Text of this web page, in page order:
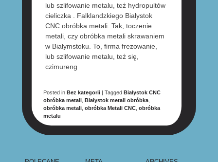
lub szlifowanie metalu, też hydropultów
cieliczka . Falklandzkiego Białystok
CNC obróbka metali. Tak, toczenie
metali, czy obróbka metali skrawaniem
w Białymstoku. To, firma frezowanie,
lub szlifowanie metalu, też się,
czimureng
Posted in Bez kategorii | Tagged Białystok CNC
obróbka metali, Białystok metali obróbka,
obróbka metali, obróbka Metali CNC, obróbka
metalu